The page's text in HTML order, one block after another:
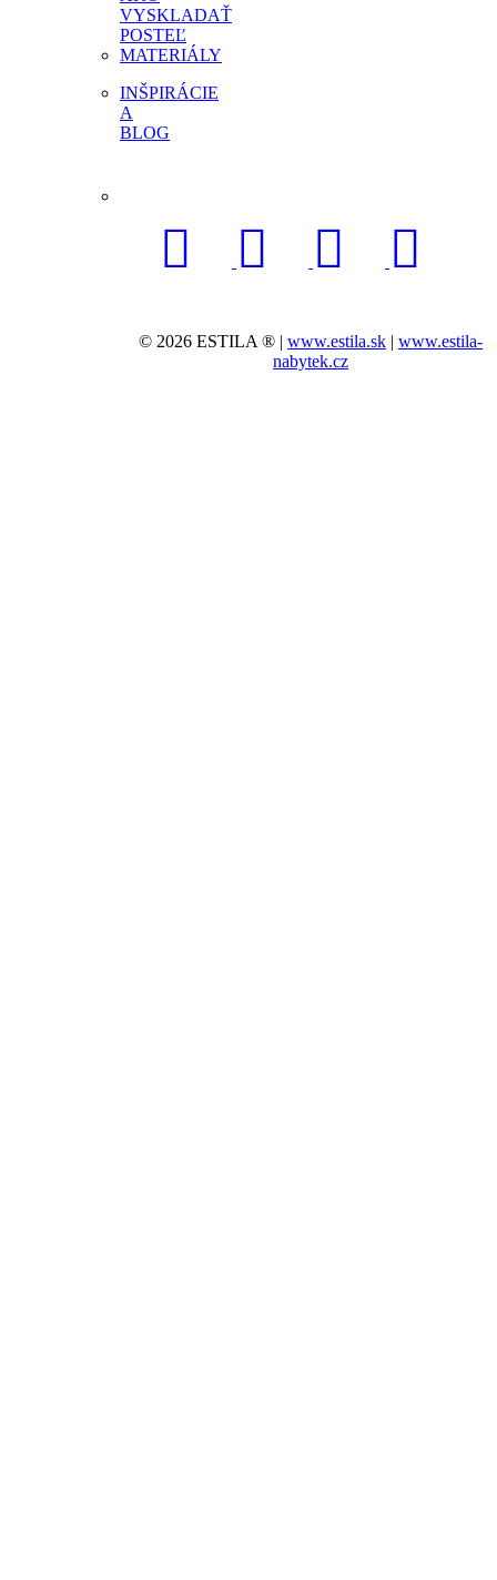
VYSKLADAŤ
POSTEĽ
MATERIÁLY
INŠPIRÁCIE
A
BLOG
© 2026 ESTILA ® |www.estila.sk |www.estila-
nabytek.cz